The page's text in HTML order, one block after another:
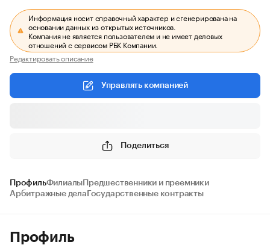
Информация носит справочный характер и сгенерирована на
основании данных из открытых источников.
Компания не является пользователем и не имеет деловых
отношений с сервисом РБК Компании.
Редактировать описание
Управлять компанией
Поделиться
ПрофильФилиалы Предшественники и преемники
Арбитражные дела Государственные контракты
Профиль